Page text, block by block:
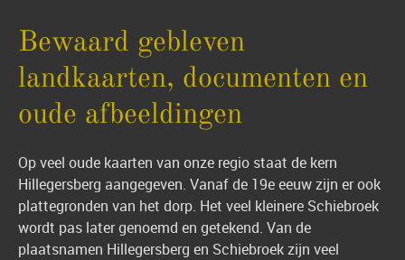
Bewaard gebleven
landkaarten, documenten en
oude afbeeldingen
Op veel oude kaarten van onze regio staat de kern
Hillegersberg aangegeven. Vanaf de 19e eeuw zijn er ook
plattegronden van het dorp. Het veel kleinere Schiebroek
wordt pas later genoemd en getekend. Van de
plaatsnamen Hillegersberg en Schiebroek zijn veel